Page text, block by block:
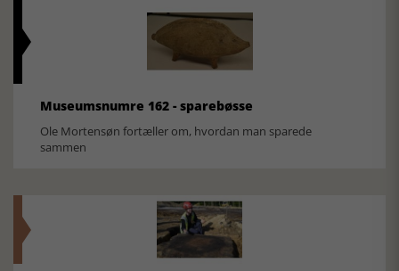
Museumsnumre 162 - sparebøsse
Ole Mortensøn fortæller om, hvordan man sparede
sammen